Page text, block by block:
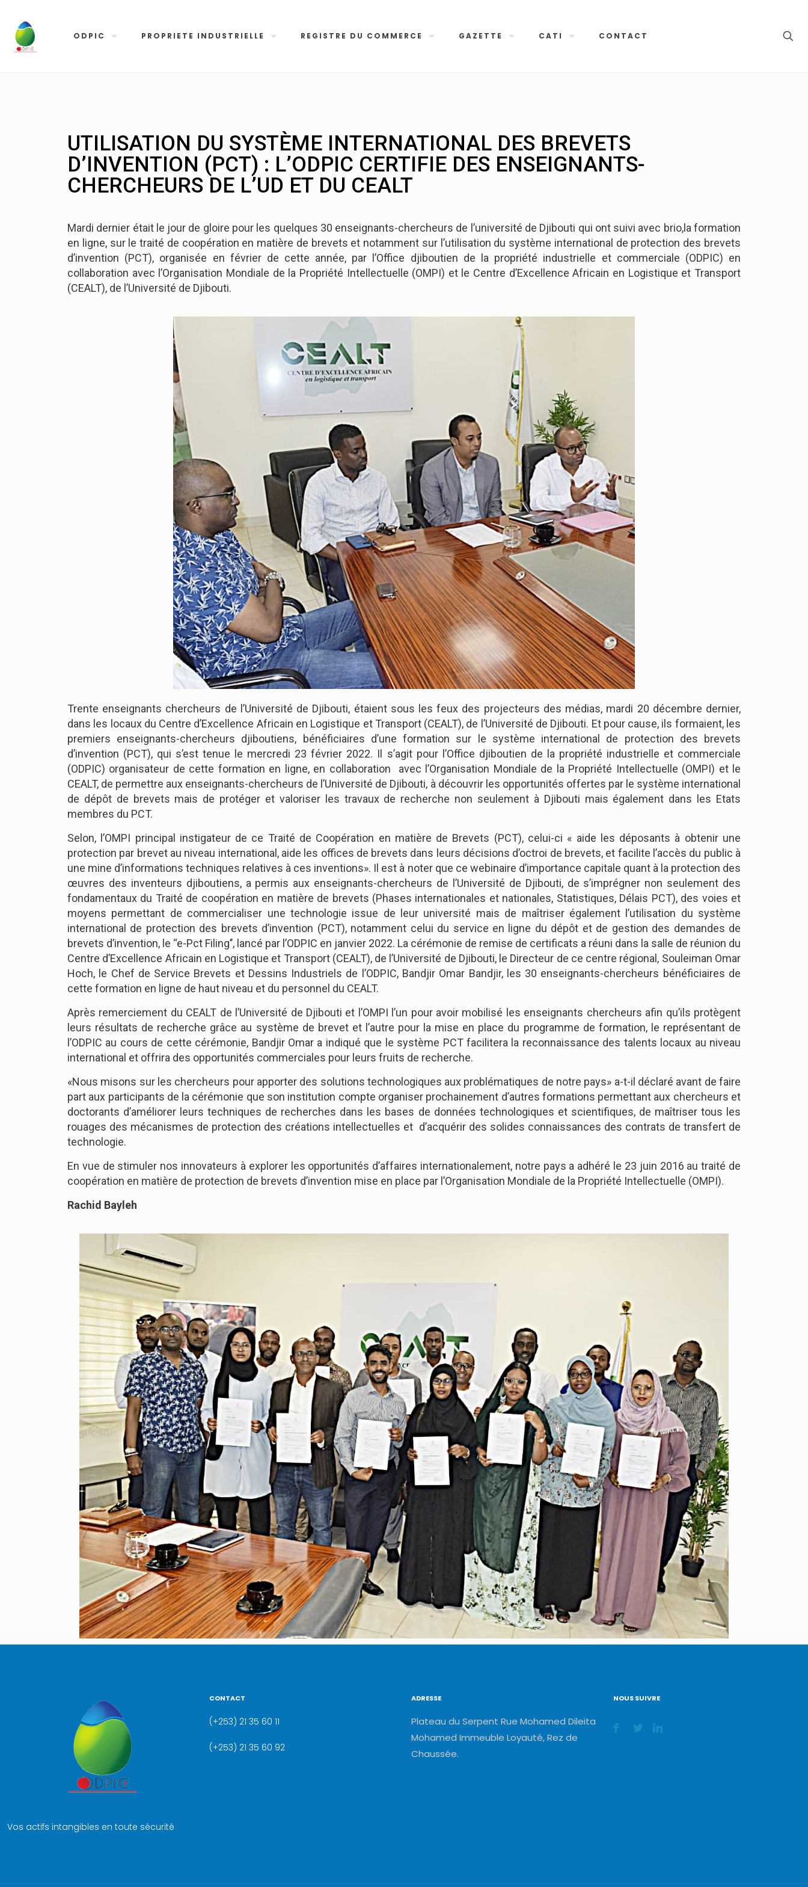
ODPIC PROPRIETE INDUSTRIELLE REGISTRE DU COMMERCE GAZETTE CATI CONTACT
UTILISATION DU SYSTÈME INTERNATIONAL DES BREVETS
D’INVENTION (PCT) : L’ODPIC CERTIFIE DES ENSEIGNANTS-
CHERCHEURS DE L’UD ET DU CEALT
Mardi dernier était le jour de gloire pour les quelques 30 enseignants-chercheurs de l’université de Djibouti qui ont suivi avec brio,la formation
en ligne, sur le traité de coopération en matière de brevets et notamment sur l’utilisation du système international de protection des brevets
d’invention (PCT), organisée en février de cette année, par l’Office djiboutien de la propriété industrielle et commerciale (ODPIC) en
collaboration avec l’Organisation Mondiale de la Propriété Intellectuelle (OMPI) et le Centre d’Excellence Africain en Logistique et Transport
(CEALT), de l’Université de Djibouti.
Trente enseignants chercheurs de l’Université de Djibouti, étaient sous les feux des projecteurs des médias, mardi 20 décembre dernier,
dans les locaux du Centre d’Excellence Africain en Logistique et Transport (CEALT), de l’Université de Djibouti. Et pour cause, ils formaient, les
premiers enseignants-chercheurs djiboutiens, bénéficiaires d’une formation sur le système international de protection des brevets
d’invention (PCT), qui s’est tenue le mercredi 23 février 2022. Il s’agit pour l’Office djiboutien de la propriété industrielle et commerciale
(ODPIC) organisateur de cette formation en ligne, en collaboration avec l’Organisation Mondiale de la Propriété Intellectuelle (OMPI) et le
CEALT, de permettre aux enseignants-chercheurs de l’Université de Djibouti, à découvrir les opportunités offertes par le système international
de dépôt de brevets mais de protéger et valoriser les travaux de recherche non seulement à Djibouti mais également dans les Etats
membres du PCT.
Selon, l’OMPI principal instigateur de ce Traité de Coopération en matière de Brevets (PCT), celui-ci « aide les déposants à obtenir une
protection par brevet au niveau international, aide les offices de brevets dans leurs décisions d’octroi de brevets, et facilite l’accès du public à
une mine d’informations techniques relatives à ces inventions». Il est à noter que ce webinaire d’importance capitale quant à la protection des
œuvres des inventeurs djiboutiens, a permis aux enseignants-chercheurs de l’Université de Djibouti, de s’imprégner non seulement des
fondamentaux du Traité de coopération en matière de brevets (Phases internationales et nationales, Statistiques, Délais PCT), des voies et
moyens permettant de commercialiser une technologie issue de leur université mais de maîtriser également l’utilisation du système
international de protection des brevets d’invention (PCT), notamment celui du service en ligne du dépôt et de gestion des demandes de
brevets d’invention, le ‘‘e-Pct Filing’’, lancé par l’ODPIC en janvier 2022. La cérémonie de remise de certificats a réuni dans la salle de réunion du
Centre d’Excellence Africain en Logistique et Transport (CEALT), de l’Université de Djibouti, le Directeur de ce centre régional, Souleiman Omar
Hoch, le Chef de Service Brevets et Dessins Industriels de l’ODPIC, Bandjir Omar Bandjir, les 30 enseignants-chercheurs bénéficiaires de
cette formation en ligne de haut niveau et du personnel du CEALT.
Après remerciement du CEALT de l’Université de Djibouti et l’OMPI l’un pour avoir mobilisé les enseignants chercheurs afin qu’ils protègent
leurs résultats de recherche grâce au système de brevet et l’autre pour la mise en place du programme de formation, le représentant de
l’ODPIC au cours de cette cérémonie, Bandjir Omar a indiqué que le système PCT facilitera la reconnaissance des talents locaux au niveau
international et offrira des opportunités commerciales pour leurs fruits de recherche.
«Nous misons sur les chercheurs pour apporter des solutions technologiques aux problématiques de notre pays» a-t-il déclaré avant de faire
part aux participants de la cérémonie que son institution compte organiser prochainement d’autres formations permettant aux chercheurs et
doctorants d’améliorer leurs techniques de recherches dans les bases de données technologiques et scientifiques, de maîtriser tous les
rouages des mécanismes de protection des créations intellectuelles et d’acquérir des solides connaissances des contrats de transfert de
technologie.
En vue de stimuler nos innovateurs à explorer les opportunités d’affaires internationalement, notre pays a adhéré le 23 juin 2016 au traité de
coopération en matière de protection de brevets d’invention mise en place par l’Organisation Mondiale de la Propriété Intellectuelle (OMPI).
Rachid Bayleh
Vos actifs intangibles en toute sécurité
CONTACT
(+253) 21 35 60 11
(+253) 21 35 60 92
ADRESSE
Plateau du Serpent Rue Mohamed Dileita
Mohamed Immeuble Loyauté, Rez de
Chaussée.
NOUS SUIVRE